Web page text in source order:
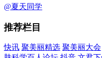
@夏天同学
推荐栏目
快讯 聚美丽精选 聚美丽大会